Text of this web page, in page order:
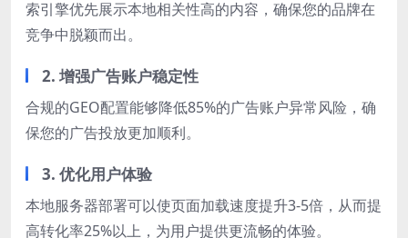
索引擎优先展示本地相关性高的内容，确保您的品牌在
竞争中脱颖而出。
2. 增强广告账户稳定性
合规的GEO配置能够降低85%的广告账户异常风险，确
保您的广告投放更加顺利。
3. 优化用户体验
本地服务器部署可以使页面加载速度提升3-5倍，从而提
高转化率25%以上，为用户提供更流畅的体验。